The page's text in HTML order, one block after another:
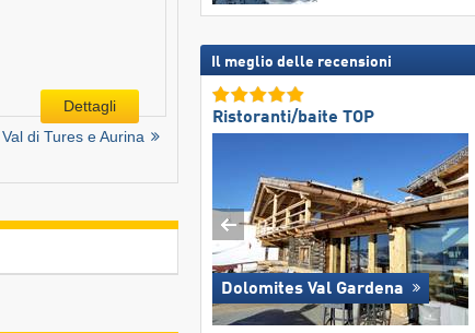
Dettagli
Val di Tures e Aurina
Il meglio delle recensioni
Ristoranti/baite TOP
Dolomites Val Gardena